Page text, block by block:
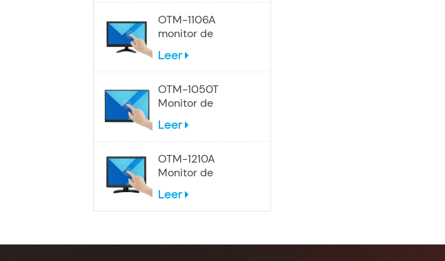
OTM-1106A
monitor de
pantalla táctil de
12 pulgadas
Leer
OTM-1050T
Monitor de
portátil USB-C de
10,5 pulgadas
Leer
OTM-1210A
Monitor de
de 12 pulgadas
Leer